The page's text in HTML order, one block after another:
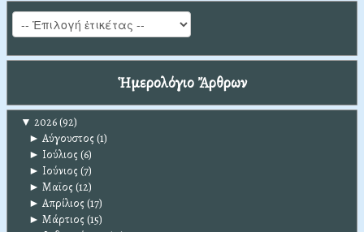
Ἡμερολόγιο Ἄρθρων
▼ 2026(92)
► Αύγουστος (1)
► Ιούλιος (6)
► Ιούνιος (7)
► Μαϊος (12)
► Απρίλιος (17)
► Μάρτιος (15)